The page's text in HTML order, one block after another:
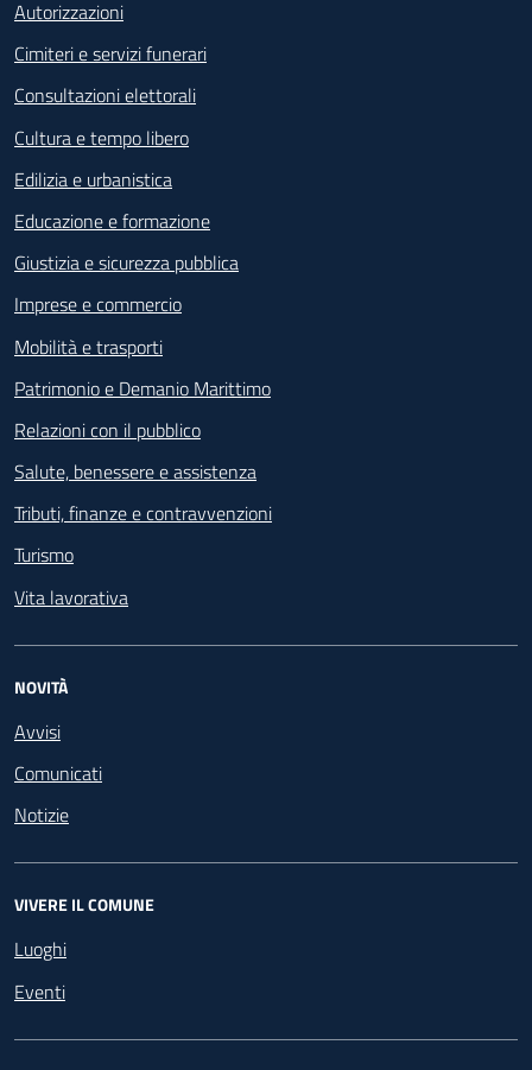
Autorizzazioni
Cimiteri e servizi funerari
Consultazioni elettorali
Cultura e tempo libero
Edilizia e urbanistica
Educazione e formazione
Giustizia e sicurezza pubblica
Imprese e commercio
Mobilità e trasporti
Patrimonio e Demanio Marittimo
Relazioni con il pubblico
Salute, benessere e assistenza
Tributi, finanze e contravvenzioni
Turismo
Vita lavorativa
NOVITÀ
Avvisi
Comunicati
Notizie
VIVERE IL COMUNE
Luoghi
Eventi